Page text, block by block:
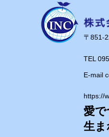
〒851-
TEL
E-mail
https://
愛で
生ま